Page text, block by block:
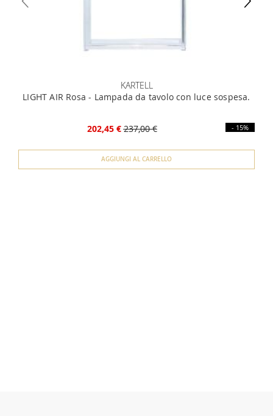
KARTELL
LIGHT AIR Rosa - Lampada da tavolo con luce sospesa.
202,45 € 237,00 € - 15%
AGGIUNGI AL CARRELLO